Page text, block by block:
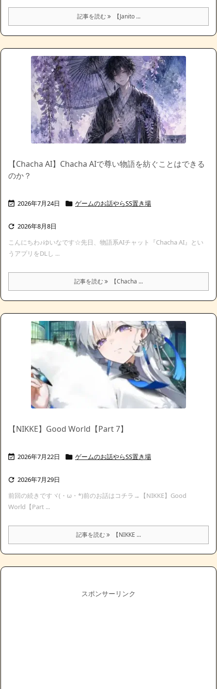
記事を読む 【Janito ...
【Chacha AI】Chacha AIで尊い物語を紡ぐことはできる
のか？
 2026年7月24日  ゲームのお話やらSS置き場
 2026年8月8日
こんにちわ♪ゆいなです☆先日、物語系AIチャット『Chacha AI』とい
うアプリをDLし ...
記事を読む 【Chacha ...
【NIKKE】Good World【Part 7】
 2026年7月22日  ゲームのお話やらSS置き場
 2026年7月29日
前回の続きですヾ(・ω・*)前のお話はコチラ→【NIKKE】Good
World【Part ...
記事を読む 【NIKKE ...
スポンサーリンク